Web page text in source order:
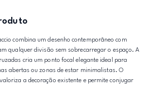
combina um desenho contemporâneo com
qualquer divisão sem sobrecarregar o espaço. A
cria um ponto focal elegante ideal para
abertas ou zonas de estar minimalistas. O
a decoração existente e permite conjugar